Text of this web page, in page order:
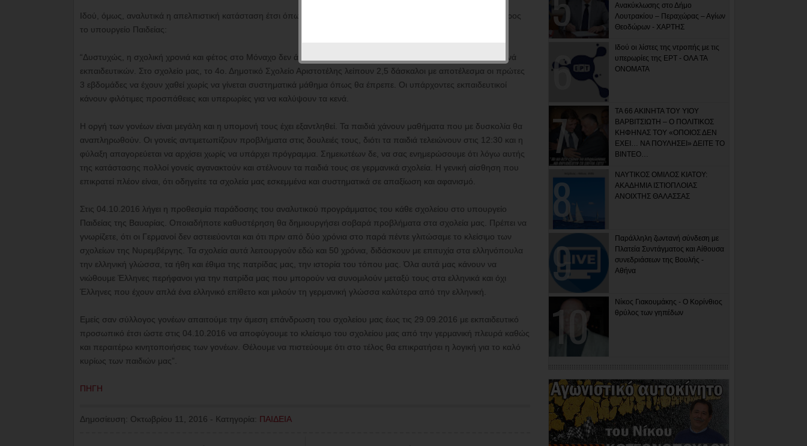
Ιδού, όμως, αναλυτικά η απελπιστική κατάσταση έτσι όπως περιγράφεται στην επιστολή του Συλλόγου Γονέων προς
το υπουργείο Παιδείας:
“Δυστυχώς, η σχολική χρονιά και φέτος στο Μόναχο δεν άρχισε όπως ευελπιστούσαμε. Πολλά, πάρα πολλά τα κενά
εκπαιδευτικών. Στο σχολείο μας, το 4ο. Δημοτικό Σχολείο Αριστοτέλης λείπουν 2,5 δάσκαλοι με αποτέλεσμα οι πρώτες
3 εβδομάδες να έχουν χαθεί χωρίς να γίνεται συστηματικά μάθημα όπως θα έπρεπε. Οι υπάρχοντες εκπαιδευτικοί
κάνουν φιλότιμες προσπάθειες και υπερωρίες για να καλύψουν τα κενά.
Η οργή των γονέων είναι μεγάλη και η υπομονή τους έχει εξαντληθεί. Τα παιδιά χάνουν μαθήματα που με δυσκολία θα
αναπληρωθούν. Οι γονείς αντιμετωπίζουν προβλήματα στις δουλειές τους, διότι τα παιδιά τελειώνουν στις 12:30 και η
φύλαξη απαγορεύεται να αρχίσει χωρίς να υπάρχει πρόγραμμα. Σημειωτέων δε, να σας ενημερώσουμε ότι λόγω αυτής
της κατάστασης πολλοί γονείς αγανακτούν και στέλνουν τα παιδιά τους σε γερμανικά σχολεία. Η γενική αίσθηση που
επικρατεί πλέον είναι, ότι οδηγείτε τα σχολεία μας εσκεμμένα και συστηματικά σε απαξίωση και αφανισμό.
Στις 04.10.2016 λήγει η προθεσμία παράδοσης του αναλυτικού προγράμματος του κάθε σχολείου στο υπουργείο
Παιδείας της Βαυαρίας. Οποιαδήποτε καθυστέρηση θα δημιουργήσει σοβαρά προβλήματα στα σχολεία μας. Πρέπει να
γνωρίζετε, ότι οι Γερμανοί δεν αστειεύονται και ότι πριν από δύο χρόνια στο παρά πέντε γλιτώσαμε το κλείσιμο των
σχολείων της Νυρεμβέργης. Τα σχολεία αυτά λειτουργούν εδώ και 50 χρόνια, διδάσκουν με επιτυχία στα ελληνόπουλα
την ελληνική γλώσσα, τα ήθη και έθιμα της πατρίδας μας, την ιστορία του τόπου μας. Όλα αυτά μας κάνουν να
νιώθουμε Έλληνες περήφανοι για την πατρίδα μας που μπορούν να συνομιλούν μεταξύ τους στα ελληνικά και όχι
Έλληνες που έχουν απλά ένα ελληνικό επίθετο και μιλούν τη γερμανική γλώσσα καλύτερα από την ελληνική.
Εμείς σαν σύλλογος γονέων απαιτούμε την άμεση επάνδρωση του σχολείου μας έως τις 29.09.2016 με εκπαιδευτικό
προσωπικό έτσι ώστε στις 04.10.2016 να αποφύγουμε το κλείσιμο του σχολείου μας από την γερμανική πλευρά καθώς
και περαιτέρω κινητοποιήσεις των γονέων. Θέλουμε να πιστεύουμε ότι στο τέλος θα επικρατήσει η λογική για το καλό
κυρίως των παιδιών μας”.
ΠΗΓΗ
Δημοσίευση: Οκτωβρίου 11, 2016 - Κατηγορία: ΠΑΙΔΕΙΑ
Ανακύκλωσης στο Δήμο
Λουτρακίου – Περαχώρας – Αγίων
Θεοδώρων - ΧΑΡΤΗΣ
Ιδού οι λίστες της ντροπής με τις
υπερωρίες της ΕΡΤ - ΟΛΑ ΤΑ
ΟΝΟΜΑΤΑ
ΤΑ 66 ΑΚΙΝΗΤΑ ΤΟΥ ΥΙΟΥ
ΒΑΡΒΙΤΣΙΩΤΗ – Ο ΠΟΛΙΤΙΚΟΣ
ΚΗΦΗΝΑΣ ΤΟΥ «ΟΠΟΙΟΣ ΔΕΝ
ΕΧΕΙ… ΝΑ ΠΟΥΛΗΣΕΙ» ΔΕΙΤΕ ΤΟ
ΒΙΝΤΕΟ…
ΝΑΥΤΙΚΟΣ ΟΜΙΛΟΣ ΚΙΑΤΟΥ:
ΑΚΑΔΗΜΙΑ ΙΣΤΙΟΠΛΟΙΑΣ
ΑΝΟΙΧΤΗΣ ΘΑΛΑΣΣΑΣ
Παράλληλη ζωντανή σύνδεση με
Πλατεία Συντάγματος και Αίθουσα
συνεδριάσεων της Βουλής -
Αθήνα
Νίκος Γιακουμάκης - Ο Κορίνθιος
θρύλος των γηπέδων